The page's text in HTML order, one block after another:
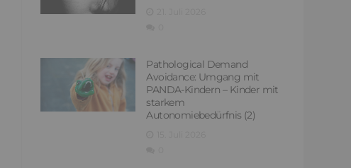
Pathological Demand
Avoidance: Umgang mit
PANDA-Kindern – Kinder mit
starkem
Autonomiebedürfnis (2)